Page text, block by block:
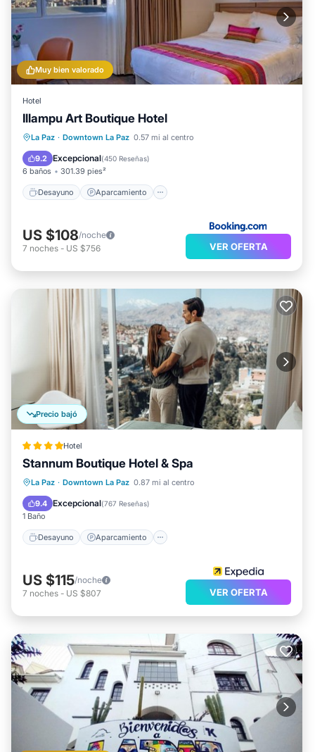
Muy bien valorado
Hotel
Illampu Art Boutique Hotel
La Paz · Downtown La Paz 0.57 mi al centro
9.2 Excepcional(450 Reseñas)
6 baños 301.39 pies²
Desayuno Aparcamiento
Desayuno
Aparcamiento
Balcón/Terraza
US $108/noche
7 noches - US $756 VER OFERTA
Precio bajó
Hotel
Stannum Boutique Hotel & Spa
La Paz · Downtown La Paz 0.87 mi al centro
9.4 Excepcional(767 Reseñas)
1 Baño
Desayuno Aparcamiento
Desayuno Aparcamiento
Aire acondicionado
US $115/noche
7 noches - US $807 VER OFERTA